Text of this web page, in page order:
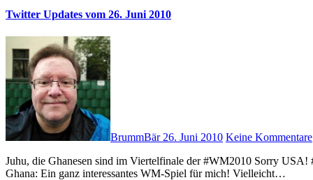
Twitter Updates vom 26. Juni 2010
BrummBär 26. Juni 2010 Keine Kommentare
Juhu, die Ghanesen sind im Viertelfinale der #WM2010 Sorry USA! # Ghana (#gha) — USA (#usa) = 1:0! <Klasse!> # USA gegen
Ghana: Ein ganz interessantes WM-Spiel für mich! Vielleicht…